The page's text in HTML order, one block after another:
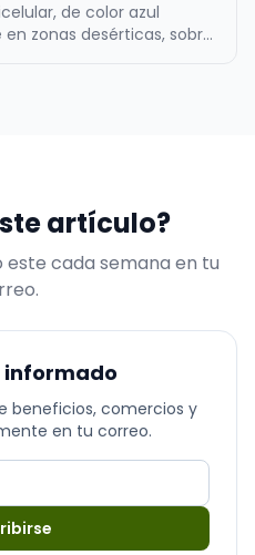
de color azul
zonas desérticas, sobre
artículo?
cada semana en tu
informado
beneficios, comercios y
en tu correo.